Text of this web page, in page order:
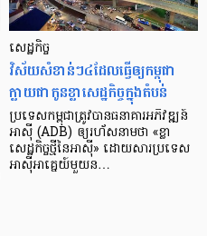
សេដ្ឋកិច្ច​
វិស័យ​សំខាន់ៗ​៤​ដែល​ធ្វើ​ឲ្យ​កម្ពុជា​
ក្លាយ​ជា​កូន​ខ្លា​សេដ្ឋកិច្ច​ក្នុង​តំបន់
ប្រទេស​កម្ពុជា​ត្រូវ​បាន​ធនាគារ​អភិវឌ្ឍន៍​
អាស៊ី (ADB) ឲ្យ​រហ័ស​នាមថា «ខ្លា​
សេដ្ឋកិច្ច​ថ្មី​នៃ​អាស៊ី» ដោយសារ​ប្រទេស​
អាស៊ី​អាគ្នេយ៍​មួយ​ន…